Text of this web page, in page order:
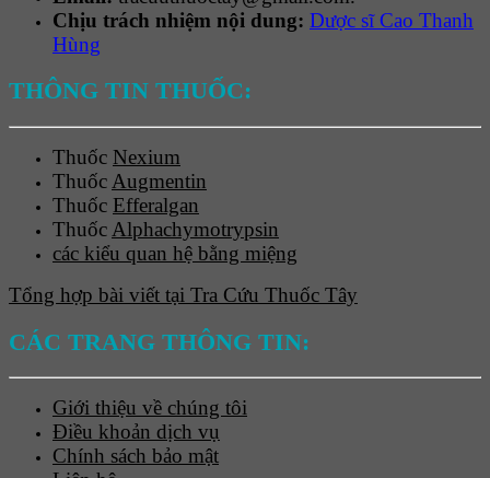
Chịu trách nhiệm nội dung: Dược sĩ Cao Thanh
Hùng
THÔNG TIN THUỐC:
Thuốc Nexium
Thuốc Augmentin
Thuốc Efferalgan
Thuốc Alphachymotrypsin
các kiểu quan hệ bằng miệng
Tổng hợp bài viết tại Tra Cứu Thuốc Tây
CÁC TRANG THÔNG TIN:
Giới thiệu về chúng tôi
Điều khoản dịch vụ
Chính sách bảo mật